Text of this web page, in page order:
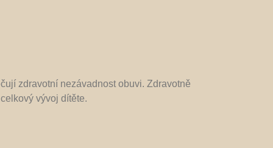
zdravotní nezávadnost obuvi. Zdravotně
vývoj dítěte.